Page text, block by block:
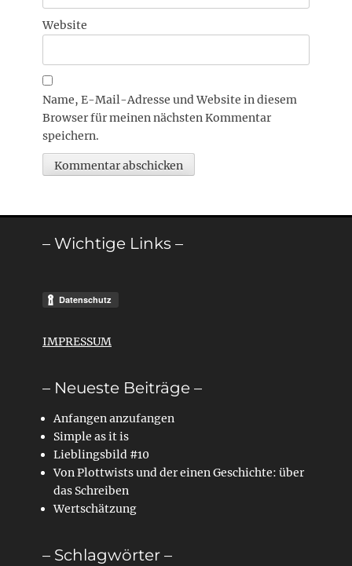
Website
Name, E-Mail-Adresse und Website in diesem
Browser für meinen nächsten Kommentar
speichern.
– Wichtige Links –
IMPRESSUM
– Neueste Beiträge –
Anfangen anzufangen
Simple as it is
Lieblingsbild #10
Von Plottwists und der einen Geschichte: über
das Schreiben
Wertschätzung
– Schlagwörter –